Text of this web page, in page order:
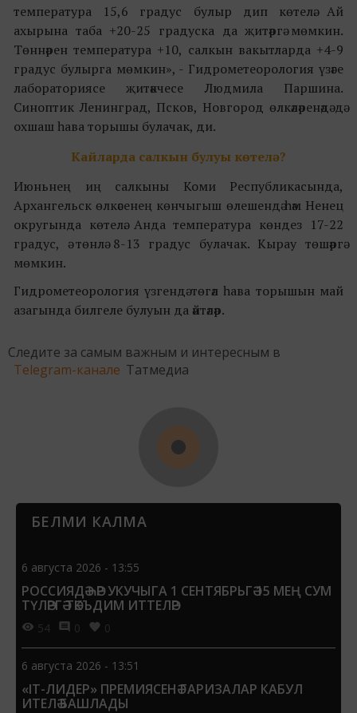
температура
15,6 градус булыр дип көтелә. Ай
ахырына таба +20-25 градуска да җитәргә мөмкин.
Төннәрен температура +10, салкын вакытларда +4-9
градус булырга мөмкин», - Гидрометеорология үзәге
лабораториясе җитәкчесе Людмила Паршина.
Синоптик Ленинград, Псков, Новгород өлкәләренәдә дә
охшаш һава торышы булачак, ди.
Кайларда салкын булуы көтелә?
Июньнең иң салкыны Коми Республикасында,
Архангельск өлкәсенең көнчыгыш өлешендә һәм Ненец
округында көтелә. Анда температура көндез 17-22
градус, ә төнлә 8-13 градус булачак. Кырау төшәргә
мөмкин.
Гидрометеорология үзгендә төгәл һава торышын май
азагында билгеле булуын да әйтәләр.
Следите за самым важным и интересным в
Telegram-канале Татмедиа
БЕЛМИ КАЛМА
6 августа 2026 - 13:55
РОССИЯДӘ ҺӘР УКУЧЫГА 1 СЕНТЯБРЬГӘ 15 МЕҢ СУМ
ТҮЛӘРГӘ ТӘКЪДИМ ИТТЕЛӘР
54 0 0
6 августа 2026 - 13:51
«IT-ЛИДЕР» ПРЕМИЯСЕНӘ ГАРИЗАЛАР КАБУЛ
ИТЕЛӘ БАШЛАДЫ